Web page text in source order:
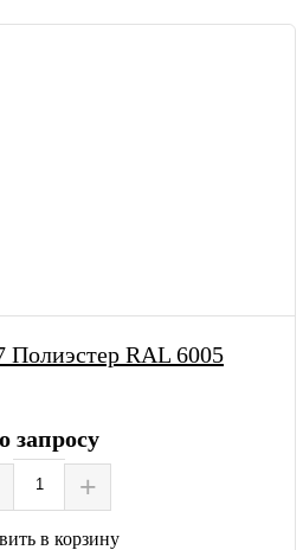
RAL 6005
запросу
+
в корзину